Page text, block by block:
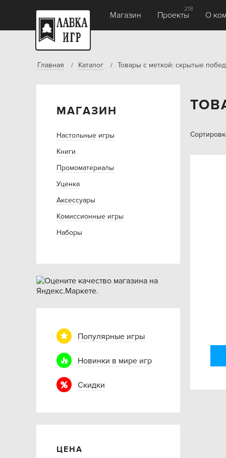
Магазин Проекты
218
О
Главная Каталог Товары с меткой: скрытые
МАГАЗИН
Настольные игры
Книги
Промоматериалы
Уценка
Аксессуары
Комиссионные игры
Наборы
Популярные игры
Новинки в мире игр
Скидки
ЦЕНА